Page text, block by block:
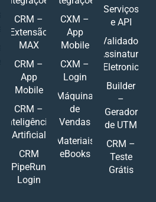
CRM –
Extensão
MAX
CRM –
App
Mobile
CRM –
Inteligência
Artificial
CRM
PipeRun
Login
CXM –
App
Mobile
CXM –
Login
Máquina
de
Vendas
Materiais
eBooks
Serviços
e API
Validador
Assinatura
Eletronic
Builder
–
Gerador
de UTM
CRM –
Teste
Grátis